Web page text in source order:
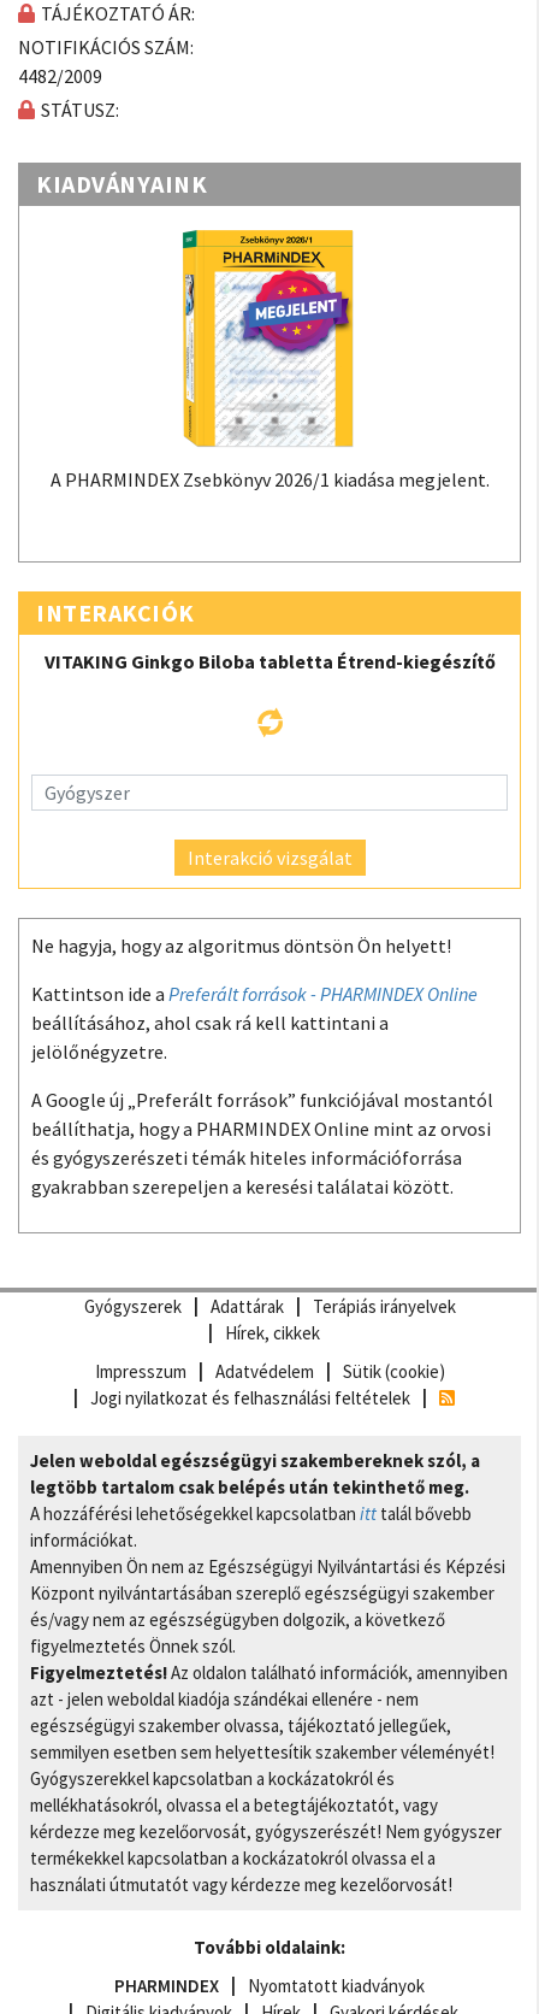
TÁJÉKOZTATÓ ÁR:
NOTIFIKÁCIÓS SZÁM:
4482/2009
STÁTUSZ:
KIADVÁNYAINK
A PHARMINDEX Zsebkönyv 2026/1 kiadása megjelent.
INTERAKCIÓK
VITAKING Ginkgo Biloba tabletta Étrend-kiegészítő
Interakció vizsgálat
Ne hagyja, hogy az algoritmus döntsön Ön helyett!
Kattintson ide a Preferált források - PHARMINDEX Online
beállításához, ahol csak rá kell kattintani a
jelölőnégyzetre.
A Google új „Preferált források” funkciójával mostantól
beállíthatja, hogy a PHARMINDEX Online mint az orvosi
és gyógyszerészeti témák hiteles információforrása
gyakrabban szerepeljen a keresési találatai között.
Gyógyszerek Adattárak
Terápiás irányelvek
Hírek, cikkek
Impresszum
Adatvédelem
Sütik (cookie)
Jogi nyilatkozat és felhasználási feltételek
Jelen weboldal egészségügyi szakembereknek szól, a
legtöbb tartalom csak belépés után tekinthető meg.
A hozzáférési lehetőségekkel kapcsolatban itt talál bővebb
információkat.
Amennyiben Ön nem az Egészségügyi Nyilvántartási és Képzési
Központ nyilvántartásában szereplő egészségügyi szakember
és/vagy nem az egészségügyben dolgozik, a következő
figyelmeztetés Önnek szól.
Figyelmeztetés!Az oldalon található információk, amennyiben
azt - jelen weboldal kiadója szándékai ellenére - nem
egészségügyi szakember olvassa, tájékoztató jellegűek,
semmilyen esetben sem helyettesítik szakember véleményét!
Gyógyszerekkel kapcsolatban a kockázatokról és
mellékhatásokról, olvassa el a betegtájékoztatót, vagy
kérdezze meg kezelőorvosát, gyógyszerészét! Nem gyógyszer
termékekkel kapcsolatban a kockázatokról olvassa el a
használati útmutatót vagy kérdezze meg kezelőorvosát!
További oldalaink:
PHARMINDEX
Nyomtatott kiadványok